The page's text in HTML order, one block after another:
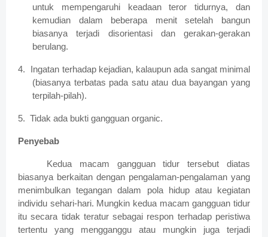
untuk mempengaruhi keadaan teror tidurnya, dan
kemudian dalam beberapa menit setelah bangun
biasanya terjadi disorientasi dan gerakan-gerakan
berulang.
4.
Ingatan terhadap kejadian, kalaupun ada sangat minimal
(biasanya terbatas pada satu atau dua bayangan yang
terpilah-pilah).
5. Tidak ada bukti gangguan organic.
Penyebab
Kedua macam gangguan tidur tersebut diatas
biasanya berkaitan dengan pengalaman-pengalaman yang
menimbulkan tegangan dalam pola hidup atau kegiatan
individu sehari-hari. Mungkin kedua macam gangguan tidur
itu secara tidak teratur sebagai respon terhadap peristiwa
tertentu yang mengganggu atau mungkin juga terjadi